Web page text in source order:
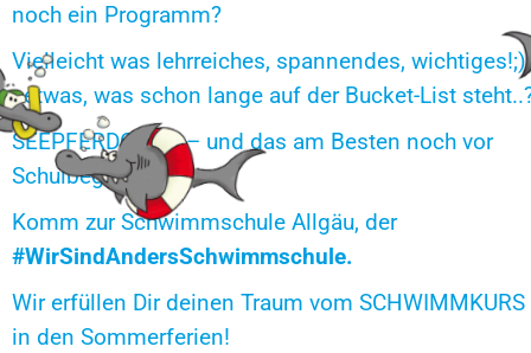
noch ein Programm?
Vielleicht was lehrreiches, spannendes, wichtiges!;)
..etwas, was schon lange auf der Bucket-List
SEEPFERDCHEN – und das am Besten noch vor
Schulbeginn.
Komm zur Schwimmschule Allgäu, der
#WirSindAndersSchwimmschule.
Wir erfüllen Dir deinen Traum vom SCHWIMMKURS
in den Sommerferien!